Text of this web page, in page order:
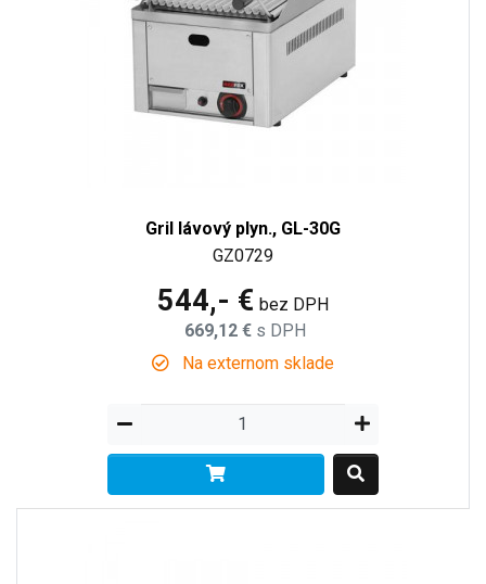
Gril lávový plyn., GL-30G
GZ0729
544,- € bez DPH
669,12 € s DPH
Na externom sklade